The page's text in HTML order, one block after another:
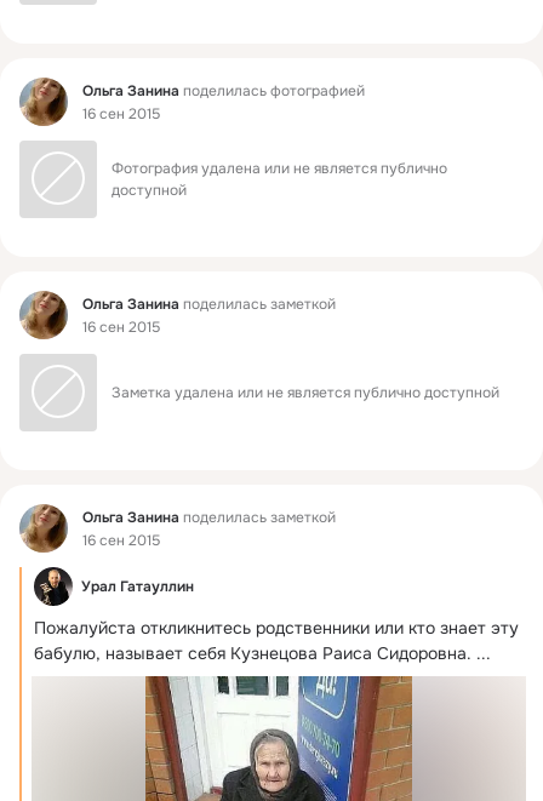
Фид Ольга Занина поделилась фотографией
16 сен 2015
Фотография удалена или не является публично
доступной
Фид Ольга Занина поделилась заметкой
16 сен 2015
Заметка удалена или не является публично доступной
Фид Ольга Занина поделилась заметкой
16 сен 2015
Урал Гатауллин
Пожалуйста откликнитесь родственники или кто знает эту
бабулю, называет себя Кузнецова Раиса Сидоровна. ...